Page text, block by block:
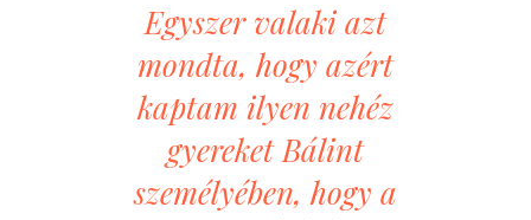
Egyszer valaki azt
mondta, hogy azért
kaptam ilyen nehéz
gyereket Bálint
személyében, hogy a